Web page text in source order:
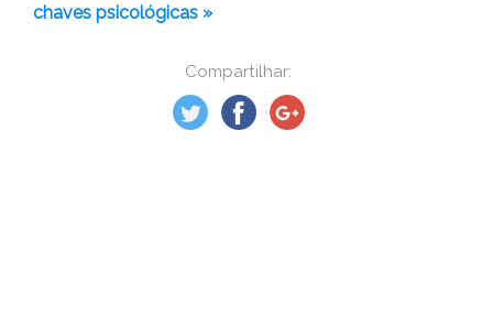
Compartilhar:
chaves psicológicas »